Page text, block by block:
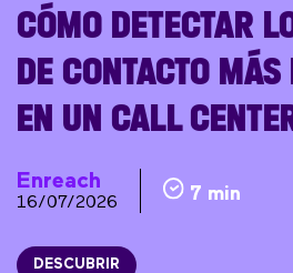
CÓMO DETECTAR
DE CONTACTO
EN UN CALL
Enreach
16/07/2026 7 min
DESCUBRIR